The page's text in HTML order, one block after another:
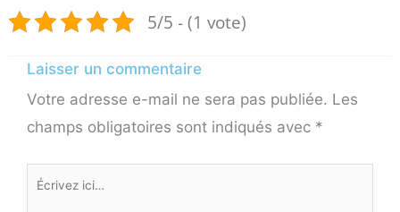
5/5 - (1 vote)
Laisser un commentaire
Votre adresse e-mail ne sera pas publiée. Les
champs obligatoires sont indiqués avec *
Écrivez